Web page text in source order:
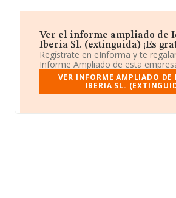
Ver el informe ampliado de
Iberia Sl. (extinguida) ¡Es
Regístrate en eInforma y te
Informe Ampliado de esta
VER INFORME AMPLIADO
IBERIA SL.